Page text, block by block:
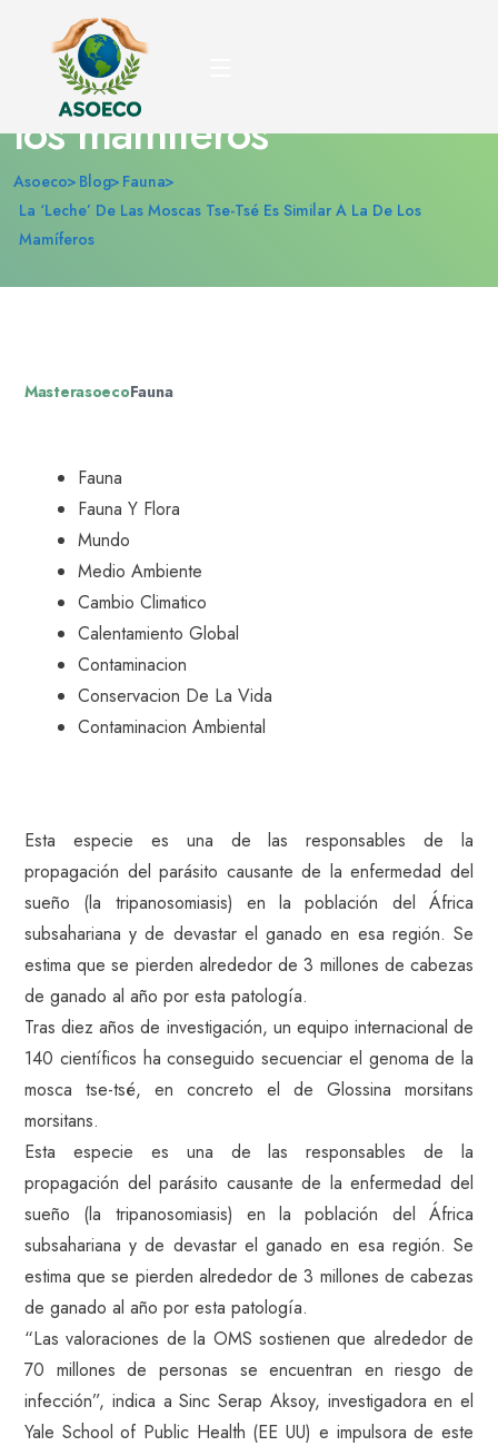
La ‘leche’ de las moscas
tse-tsé es similar a la de
los mamíferos
Asoeco Blog Fauna
La ‘leche’ De Las Moscas Tse-Tsé Es Similar A La De Los
Mamíferos
MasterasoecoFauna
Fauna
Fauna Y Flora
Mundo
Medio Ambiente
Cambio Climatico
Calentamiento Global
Contaminacion
Conservacion De La Vida
Contaminacion Ambiental
Esta especie es una de las responsables de la
propagación del parásito causante de la enfermedad del
sueño (la tripanosomiasis) en la población del África
subsahariana y de devastar el ganado en esa región. Se
estima que se pierden alrededor de 3 millones de cabezas
de ganado al año por esta patología.
Tras diez años de investigación, un equipo internacional de
140 científicos ha conseguido secuenciar el genoma de la
mosca tse-tsé, en concreto el de Glossina morsitans
morsitans.
Esta especie es una de las responsables de la
propagación del parásito causante de la enfermedad del
sueño (la tripanosomiasis) en la población del África
subsahariana y de devastar el ganado en esa región. Se
estima que se pierden alrededor de 3 millones de cabezas
de ganado al año por esta patología.
“Las valoraciones de la OMS sostienen que alrededor de
70 millones de personas se encuentran en riesgo de
infección”, indica a Sinc Serap Aksoy, investigadora en el
Yale School of Public Health (EE UU) e impulsora de este